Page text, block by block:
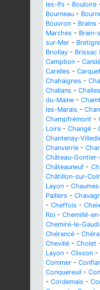
les-Ifs - Bouloire
Bourneau -
Bouvron - Brains
Marches - Brain-
sur-Mer -
Briollay - Brissac
Campbon -
Carelles -
Chahaignes -
Challans - Challes
du-Maine -
les-Marais -
Champfrémont -
Loire - Changé -
Chantenay-
Chanverrie -
Château-
Châteauneuf -
Châtillon-sur-
Layon -
Paillers -
- Cheffois -
Roi - Chemillé-
Chemiré-le-
Chérancé -
Chevillé - Cholet
Layon - Clisson -
Commer -
Conquereuil -
- Cordemais -